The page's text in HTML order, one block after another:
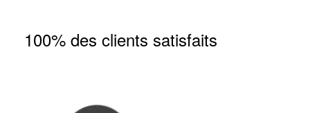
100% des clients satisfaits